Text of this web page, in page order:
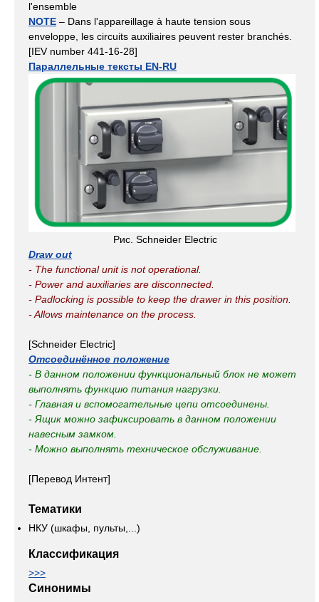
l'ensemble
NOTE – Dans l'appareillage à haute tension sous
enveloppe, les circuits auxiliaires peuvent rester branchés.
[IEV number 441-16-28]
Параллельные тексты EN-RU
Рис. Schneider Electric
Draw out
- The functional unit is not operational.
- Power and auxiliaries are disconnected.
- Padlocking is possible to keep the drawer in this position.
- Allows maintenance on the process.
[Schneider Electric]
Отсоединённое положение
- В данном положении функциональный блок не может
выполнять функцию питания нагрузки.
- Главная и вспомогательные цепи отсоединены.
- Ящик можно зафиксировать в данном положении
навесным замком.
- Можно выполнять техническое обслуживание.
[Перевод Интент]
Тематики
НКУ (шкафы, пульты,...)
Классификация
>>>
Синонимы